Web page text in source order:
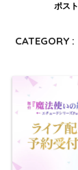
ポスト
CATEGORY :